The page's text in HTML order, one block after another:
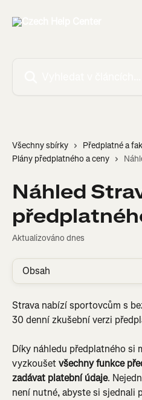
Všechny sbírky
Předplatné a
Plány předplatného a ceny
Náhled
Aktualizováno dnes
Obsah
Strava nabízí sportovcům s
30 denní zkušební verzi
Díky náhledu předplatného si
vyzkoušet všechny funkce
zadávat platební údaje.
není nutné, abyste si sjednali